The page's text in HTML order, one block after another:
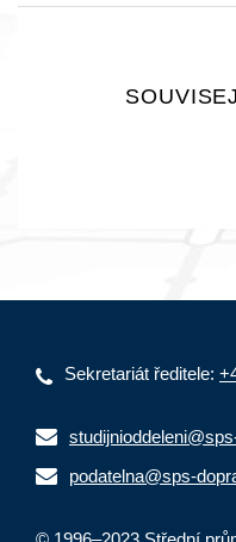
Sekretariát ředitele:
podatelna@sps-